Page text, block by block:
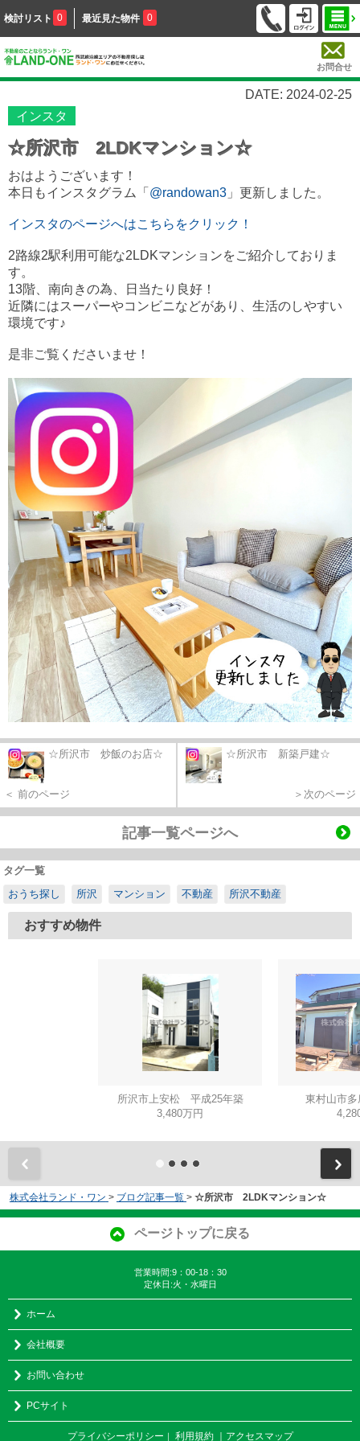
検討リスト 0 最近見た物件 0
お問合せ
DATE: 2024-02-25
インスタ
☆所沢市 2LDKマンション☆
おはようございます！
本日もインスタグラム「 @randowan3 」更新しました。
インスタのページへはこちらをクリック！
2路線2駅利用可能な2LDKマンションをご紹介しておりま
す。
13階、南向きの為、日当たり良好！
近隣にはスーパーやコンビニなどがあり、生活のしやすい
環境です♪
是非ご覧くださいませ！
☆所沢市 炒飯のお店☆
＜ 前のページ
☆所沢市 新築戸建☆
＞次のページ
記事一覧ページへ
タグ一覧
おうち探し
所沢 マンション 不動産 所沢不動産
おすすめ物件
所沢市上安松 平成25年築
3,480万円
東村山市
株式会社ランド・ワン > ブログ記事一覧 > ☆所沢市 2LDKマンション☆
ページトップに戻る
営業時間:9：00-18：30
定休日:火・水曜日
ホーム
会社概要
お問い合わせ
PCサイト
プライバシーポリシー 利用規約 ｜アクセスマップ